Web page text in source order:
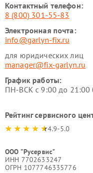
Контактный телефон:
8 (800) 301-55-83
Электронная почта:
info@garlyn-fix.ru
для юридических лиц
manager@fix-garlyn.ru
График работы:
ПН-ВСК с 9:00 до 21:00
Рейтинг сервисного
4.9-5.0
ООО "Русервис"
ИНН 7702633247
ОГРН 1077746335776